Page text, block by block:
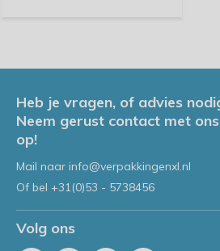
Heb je vragen, of advies
Neem gerust contact met ons
op!
Mail naar info@verpakkingenxl.nl
Of bel +31(0)53 - 5738456
Volg ons